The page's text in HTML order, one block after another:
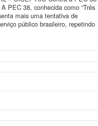
A PEC 38, conhecida como “Três
mais uma tentativa de
público brasileiro, repetindo